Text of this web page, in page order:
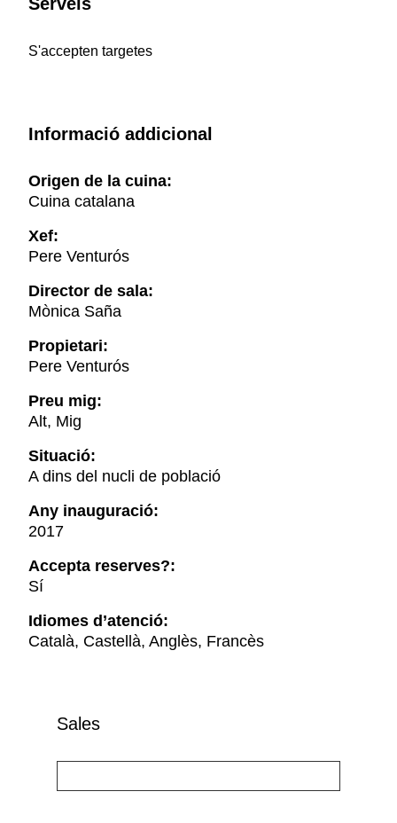
S'accepten targetes
Informació addicional
Origen de la cuina:
Cuina catalana
Xef:
Pere Venturós
Director de sala:
Mònica Saña
Propietari:
Pere Venturós
Preu mig:
Alt, Mig
Situació:
A dins del nucli de població
Any inauguració:
2017
Accepta reserves?:
Sí
Idiomes d’atenció:
Català, Castellà, Anglès, Francès
Sales